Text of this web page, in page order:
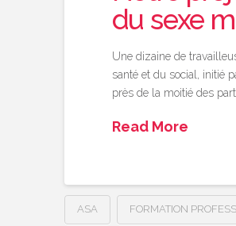
du sexe
Une dizaine de
santé et du social, initié
près de la moitié des
Read More
ASA FORMATION